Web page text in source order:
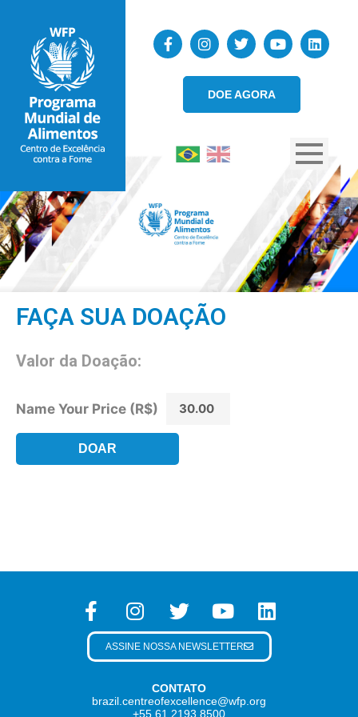
DOE AGORA
FAÇA SUA DOAÇÃO
Valor da Doação:
Name Your Price (R$)
DOAR
CONTATO
brazil.centreofexcellence@wfp.org
+55 61 2193 8500
ASSINE NOSSA NEWSLETTER